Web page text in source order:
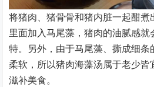
将猪肉、猪骨骨和猪内脏一起酣
里面加入马尾藻，猪肉的油腻感
特。另外，由于马尾藻、撕成细
柔软，所以猪肉海藻汤属于老少
滋补美食。